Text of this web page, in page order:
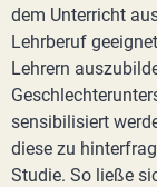
dem Unterricht
Lehrberuf
Lehrern
sensibilisiert
diese zu
Studie. So ließe